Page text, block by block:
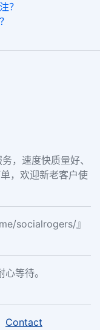
？
，速度快质量好、
，欢迎新老客户使
socialrogers/』
等待。
Contact